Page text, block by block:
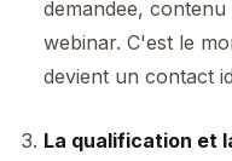
demandee,
webinar. C'est le
devient un contact
La qualification et